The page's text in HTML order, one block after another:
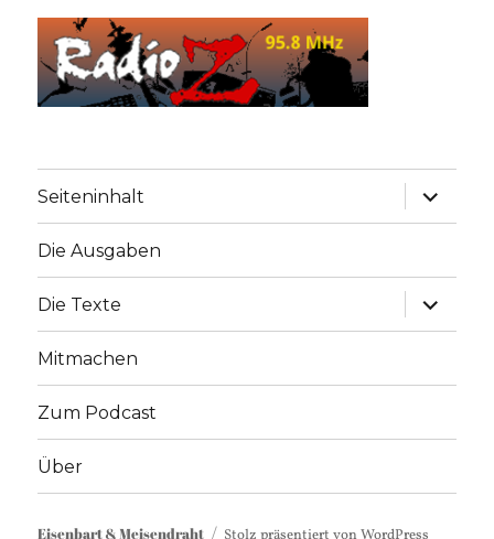
Seiteninhalt
Die Ausgaben
Die Texte
Mitmachen
Zum Podcast
Über
Eisenbart & Meisendraht